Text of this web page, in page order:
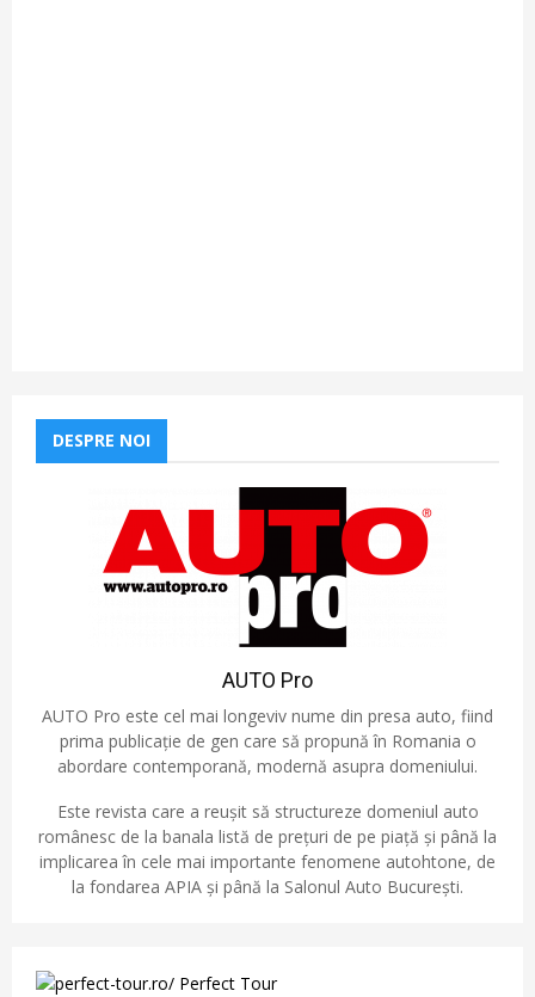
DESPRE NOI
AUTO Pro
AUTO Pro este cel mai longeviv nume din presa auto, fiind
prima publicație de gen care să propună în Romania o
abordare contemporană, modernă asupra domeniului.
Este revista care a reușit să structureze domeniul auto
românesc de la banala listă de prețuri de pe piață și până la
implicarea în cele mai importante fenomene autohtone, de
la fondarea APIA și până la Salonul Auto București.